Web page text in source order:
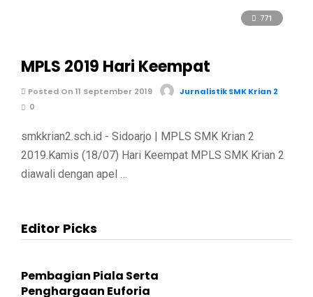
771
MPLS 2019 Hari Keempat
Posted On 11 September 2019
Jurnalistik SMK Krian 2
0
smkkrian2.sch.id - Sidoarjo | MPLS SMK Krian 2
2019.Kamis (18/07) Hari Keempat MPLS SMK Krian 2
diawali dengan apel …
Editor Picks
Pembagian Piala Serta
Penghargaan Euforia